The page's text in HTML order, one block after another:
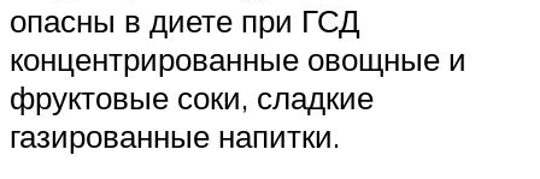
опасны в диете при ГСД
концентрированные овощные и
фруктовые соки, сладкие
газированные напитки.